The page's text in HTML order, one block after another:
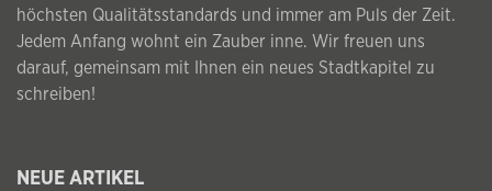
höchsten Qualitätsstandards und immer am Puls der Zeit.
Jedem Anfang wohnt ein Zauber inne. Wir freuen uns
darauf, gemeinsam mit Ihnen ein neues Stadtkapitel zu
schreiben!
NEUE ARTIKEL